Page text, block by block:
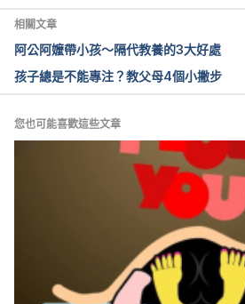
Accessed July 26, 2021
3. 105 年婦女就業與婚育調查（行
https://www.stat.gov.tw/public/
100ZT9Y70G.pdf
Accessed July 26, 2021
4. 育兒真辛苦 封肚不想生（兒福
https://www.children.org.tw/
相關文章
阿公阿嬤帶小孩～隔代教養的3大好處
孩子總是不能專注？教父母4個小撇步
您也可能喜歡這些文章